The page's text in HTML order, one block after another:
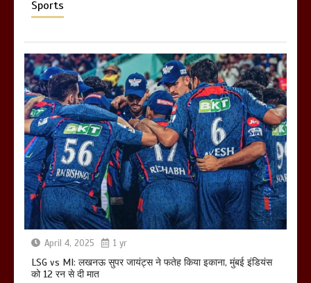
Sports
April 4, 2025 1 yr
LSG vs MI: लखनऊ सुपर जायंट्स ने फतेह किया इकाना, मुंबई इंडियंस
को 12 रन से दी मात